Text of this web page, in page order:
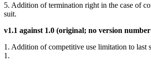
インディーゲーム
少人数のチームで大規模なゲームを開発
XR ゲーム
XR ゲームを複数プラットフォーム向けに
5. Addition of termination right in the case of
suit.
v1.1 against 1.0 (original; no version number
1. Addition of competitive use limitation to last
1.